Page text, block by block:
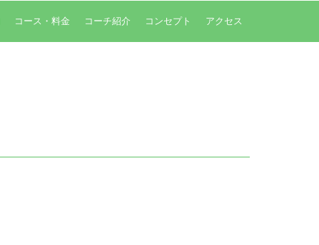
コース・料金 コーチ紹介 コンセプト アクセス